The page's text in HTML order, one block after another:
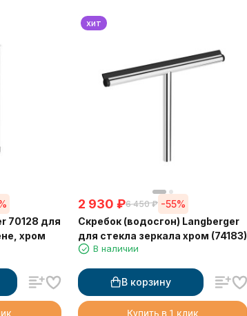
70128 для
хром
хит
2 930 ₽6 450 ₽ -55%
Скребок (водосгон) Langberger
для стекла зеркала хром (74183)
В наличии
В корзину
Купить в 1 клик